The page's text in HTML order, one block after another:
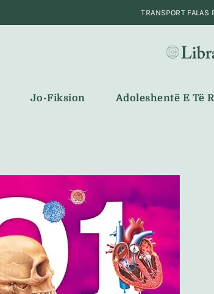
Jo-Fiksion Adoleshentë E Të